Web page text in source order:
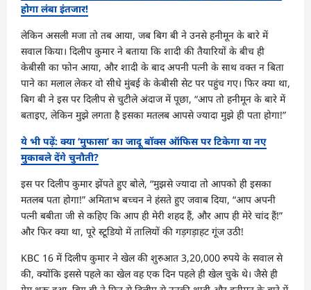
होगा लंबा इंतजार!
लेकिन असली मजा तो तब आया, जब बिग बी ने उनसे हनीमून के बारे में
सवाल किया। दिलीप कुमार ने बताया कि शादी की तैयारियों के बीच ही
केबीसी का फोन आया, और शादी के बाद अपनी पत्नी के साथ वक्त न बिता
पाने का मलाल लेकर वो सीधे मुंबई के केबीसी सेट पर पहुंच गए। फिर क्या था,
बिग बी ने इस पर दिलीप से चुटीले अंदाज में पूछा, “आप तो हनीमून के बारे में
बताइए, लेकिन मुझे लगता है इसका मतलब आपसे ज्यादा मुझे ही पता होगा!”
ये भी पढ़ें: क्या ‘मुफासा’ का जादू बॉक्स ऑफिस पर टिकेगा या नए
मुकाबले देंगे चुनौती?
इस पर दिलीप कुमार झेंपते हुए बोले, “मुझसे ज्यादा तो आपको ही इसका
मतलब पता होगा!” अमिताभ बच्चन ने हंसते हुए जवाब दिया, “आप अपनी
पत्नी बबीता जी से कहिए कि आप ही मेरी शहद हैं, और आप ही मेरे चांद हैं!”
और फिर क्या था, पूरे स्टूडियो में तालियों की गड़गड़ाहट गूंज उठी!
KBC 16 में दिलीप कुमार ने खेल की शुरुआत 3,20,000 रुपये के सवाल से
की, क्योंकि इससे पहले का खेल वह एक दिन पहले ही खेल चुके थे। जैसे ही